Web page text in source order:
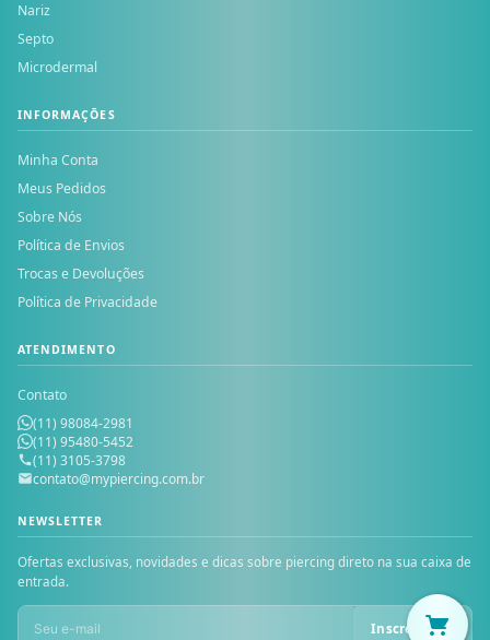
Nariz
Septo
Microdermal
INFORMAÇÕES
Minha Conta
Meus Pedidos
Sobre Nós
Política de Envios
Trocas e Devoluções
Política de Privacidade
ATENDIMENTO
Contato
(11) 98084-2981
(11) 95480-5452
(11) 3105-3798
contato@mypiercing.com.br
NEWSLETTER
Ofertas exclusivas, novidades e dicas sobre piercing direto na sua caixa de
entrada.
Inscrever-se